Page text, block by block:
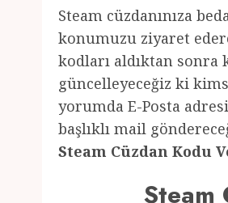
Steam cüzdanınıza
konumuzu ziyaret
kodları aldıktan sonra
güncelleyeceğiz ki
yorumda E-Posta
başlıklı mail
Steam Cüzdan Kodu
Steam